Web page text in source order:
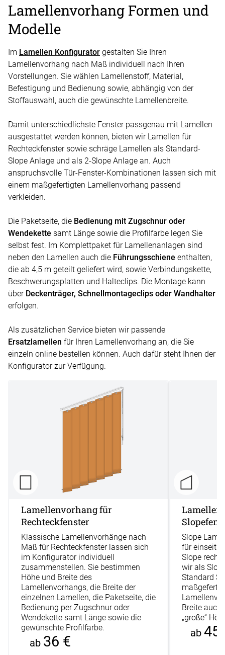
Lamellenvorhang Formen und
Modelle
Im Lamellen Konfigurator gestalten Sie Ihren
Lamellenvorhang nach Maß individuell nach Ihren
Vorstellungen. Sie wählen Lamellenstoff, Material,
Befestigung und Bedienung sowie, abhängig von der
Stoffauswahl, auch die gewünschte Lamellenbreite.
Damit unterschiedlichste Fenster passgenau mit Lamellen
ausgestattet werden können, bieten wir Lamellen für
Rechteckfenster sowie schräge Lamellen als Standard-
Slope Anlage und als 2-Slope Anlage an. Auch
anspruchsvolle Tür-Fenster-Kombinationen lassen sich mit
einem maßgefertigten Lamellenvorhang passend
verkleiden.
Die Paketseite, die Bedienung mit Zugschnur oder
Wendekette samt Länge sowie die Profilfarbe legen Sie
selbst fest. Im Komplettpaket für Lamellenanlagen sind
neben den Lamellen auch die Führungsschiene enthalten,
die ab 4,5 m geteilt geliefert wird, sowie Verbindungskette,
Beschwerungsplatten und Halteclips. Die Montage kann
über Deckenträger, Schnellmontageclips oder Wandhalter
erfolgen.
Als zusätzlichen Service bieten wir passende
Ersatzlamellen für Ihren Lamellenvorhang an, die Sie
einzeln online bestellen können. Auch dafür steht Ihnen der
Konfigurator zur Verfügung.
Lamellenvorhang für
Rechteckfenster
Klassische Lamellenvorhänge nach
Maß für Rechteckfenster lassen sich
im Konfigurator individuell
zusammenstellen. Sie bestimmen
Höhe und Breite des
Lamellenvorhangs, die Breite der
einzelnen Lamellen, die Paketseite, die
Bedienung per Zugschnur oder
Wendekette samt Länge sowie die
gewünschte Profilfarbe.
ab 36 €
Slope
für einseitig
Slope
wir als
Standard
Breite auch
„große“
ab 45